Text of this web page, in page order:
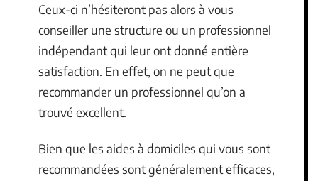
Ceux-ci n’hésiteront pas alors à vous
conseiller une structure ou un professionnel
indépendant qui leur ont donné entière
satisfaction. En effet, on ne peut que
recommander un professionnel qu’on a
trouvé excellent.
Bien que les aides à domiciles qui vous sont
recommandées sont généralement efficaces,